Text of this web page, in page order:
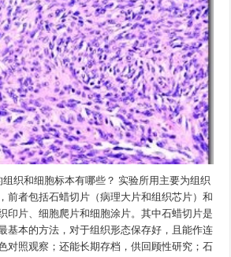
织和细胞标本有哪些？ 实验所用主要为组织
前者包括石蜡切片（病理大片和组织芯片）和
印片、细胞爬片和细胞涂片。其中石蜡切片是
基本的方法，对于组织形态保存好，且能作连
对照观察；还能长期存档，供回顾性研究；石